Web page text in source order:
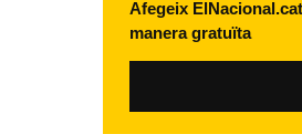
Afegeix
manera gratuïta